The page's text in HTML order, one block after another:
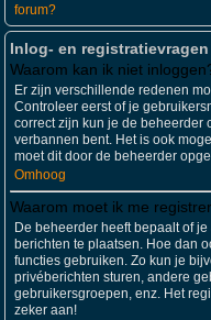
forum?
Inlog- en registratievragen
Waarom kan ik niet
Er zijn verschillende redenen
Controleer eerst of je
correct zijn kun je de beheerder
verbannen bent. Het is ook
moet dit door de beheerder
Omhoog
Waarom moet ik me
De beheerder heeft bepaalt of
berichten te plaatsen. Hoe dan
functies gebruiken. Zo kun je
privéberichten sturen, andere
gebruikersgroepen, enz. Het
zeker aan!